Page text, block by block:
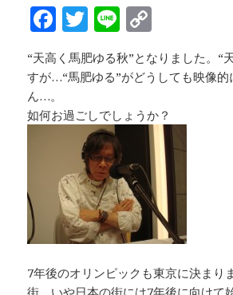
F
a
c
b
o
k
T
w
it
r
Li
n
e
o
p
y
Li
n
k
“天高く馬肥ゆる秋”となりました。“
すが…“馬肥ゆる”がどうしても映像
ん…。
如何お過ごしでしょうか？
7年後のオリンピックも東京に決まり
街、いや日本の街には7年後に向けて